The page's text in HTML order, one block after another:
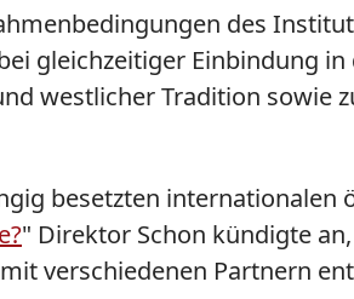
des
gleichzeitiger Einbindung
westlicher Tradition
besetzten internationalen
" Direktor Schon kündigte
verschiedenen Partnern